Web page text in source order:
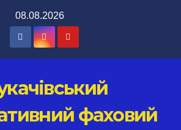
08.08.2026
фаховий